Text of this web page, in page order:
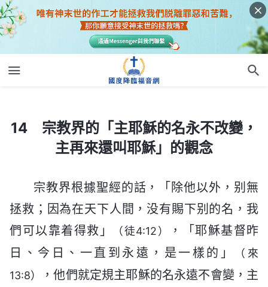
14 宗教界的「主耶穌的名永不改變，
主再來還叫耶穌」的觀念
宗教界根據聖經的話，「除他以外，别無
拯救；因為在天下人間，没有賜下别的名，我
們可以靠着得救」
（徒4:12）
，「耶穌基督昨
日、今日、一直到永遠，是一樣的」
（來
13:8）
，他們就定規主耶穌的名永遠不會變，主